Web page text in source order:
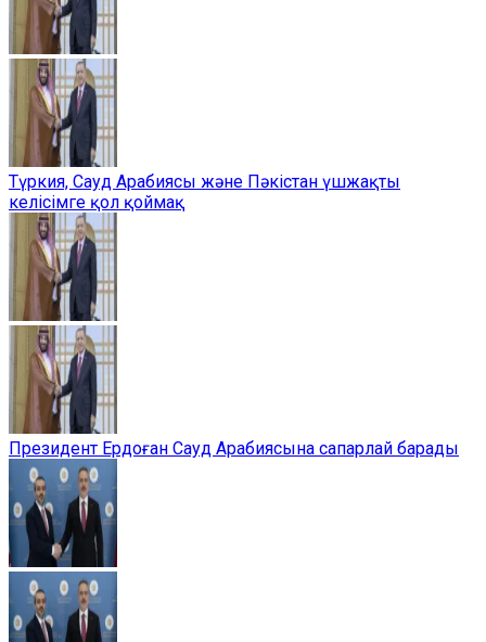
Түркия, Сауд Арабиясы және Пәкістан үшжақты
келісімге қол қоймақ
Президент Ердоған Сауд Арабиясына сапарлай барады